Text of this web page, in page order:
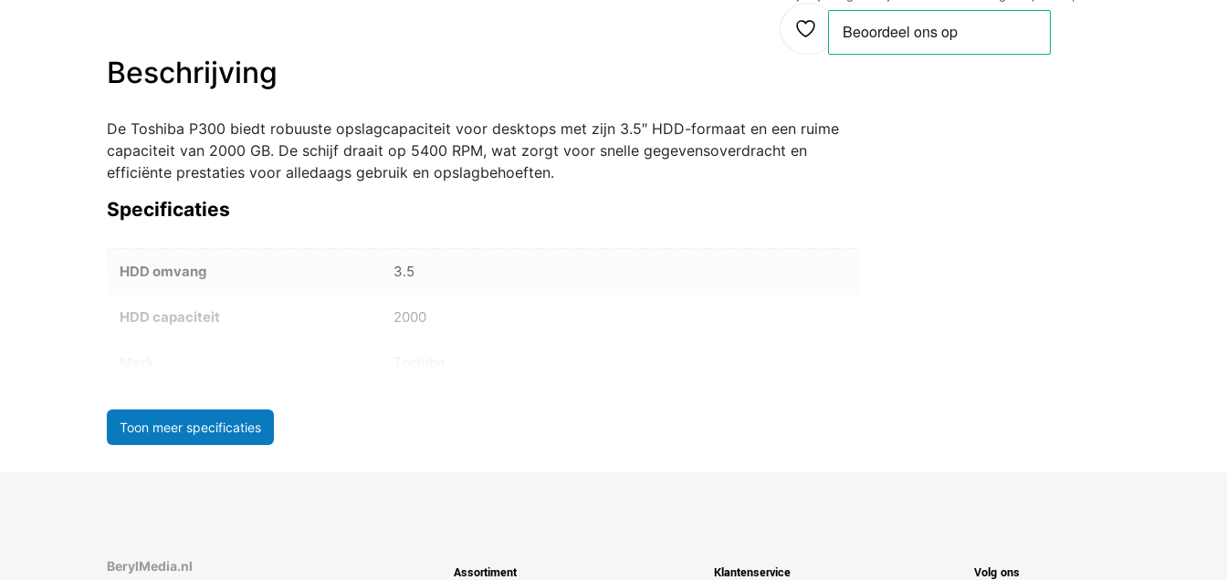
Beschrijving
De Toshiba P300 biedt robuuste opslagcapaciteit voor desktops met zijn 3.5″ HDD-formaat en een ruime
capaciteit van 2000 GB. De schijf draait op 5400 RPM, wat zorgt voor snelle gegevensoverdracht en
efficiënte prestaties voor alledaags gebruik en opslagbehoeften.
Specificaties
HDD omvang 3.5
HDD capaciteit 2000
Toon meer specificaties
BerylMedia.nl Assortiment Klantenservice Volg ons